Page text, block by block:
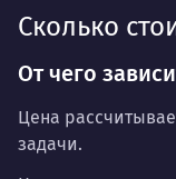
Сколько
От чего
Цена
задачи.